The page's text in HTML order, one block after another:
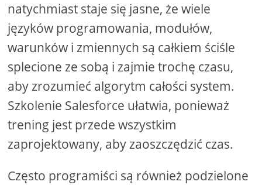
natychmiast staje się jasne, że wiele
języków programowania, modułów,
warunków i zmiennych są całkiem ściśle
splecione ze sobą i zajmie trochę czasu,
aby zrozumieć algorytm całości system.
Szkolenie Salesforce ułatwia, ponieważ
trening jest przede wszystkim
zaprojektowany, aby zaoszczędzić czas.
Często programiści są również podzielone